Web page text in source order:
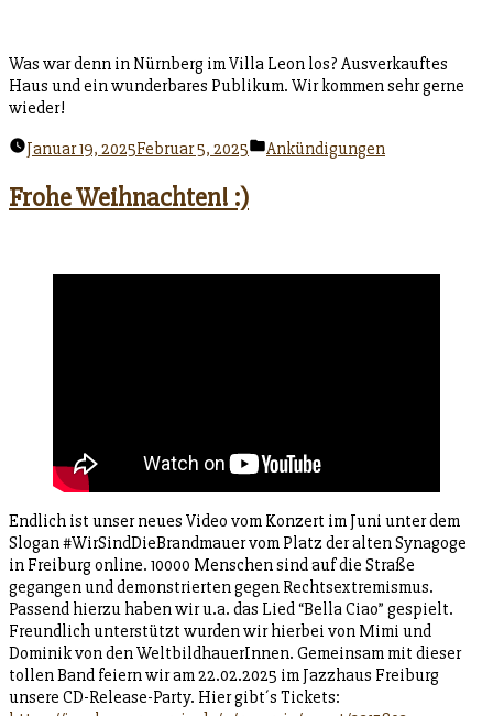
Was war denn in Nürnberg im Villa Leon los? Ausverkauftes
Haus und ein wunderbares Publikum. Wir kommen sehr gerne
wieder!
Januar 19, 2025Februar 5, 2025
Veröffentlicht
Ankündigungen
Frohe Weihnachten! :)
Endlich ist unser neues Video vom Konzert im Juni unter dem
Slogan #WirSindDieBrandmauer vom Platz der alten Synagoge
in Freiburg online. 10000 Menschen sind auf die Straße
gegangen und demonstrierten gegen Rechtsextremismus.
Passend hierzu haben wir u.a. das Lied “Bella Ciao” gespielt.
Freundlich unterstützt wurden wir hierbei von Mimi und
Dominik von den WeltbildhauerInnen. Gemeinsam mit dieser
tollen Band feiern wir am 22.02.2025 im Jazzhaus Freiburg
unsere CD-Release-Party. Hier gibt´s Tickets: